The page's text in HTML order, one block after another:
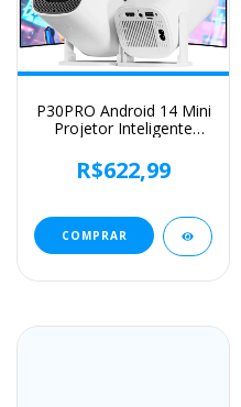
P30PRO Android 14 Mini
Projetor Inteligente
1280*720P Suporta
Espelhamento de Tela
Theater
R$622,99
COMPRAR